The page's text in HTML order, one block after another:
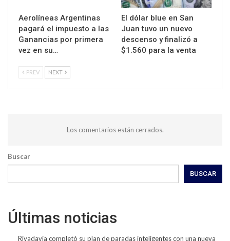
Aerolíneas Argentinas
pagará el impuesto a las
Ganancias por primera
vez en su…
El dólar blue en San
Juan tuvo un nuevo
descenso y finalizó a
$1.560 para la venta
PREV NEXT
Los comentarios están cerrados.
Buscar
BUSCAR
Últimas noticias
Rivadavia completó su plan de paradas inteligentes con una nueva